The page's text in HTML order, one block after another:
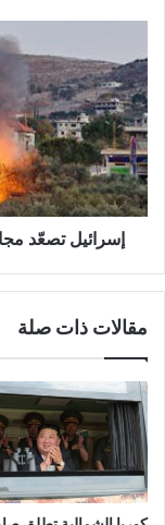
مجازرها
ضد
الفلسطينيين
في
الضفة
الغربية
إسرائيل تصعّد
مقالات ذات صلة